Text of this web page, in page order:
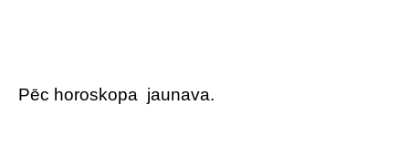
Pēc horoskopa jaunava.